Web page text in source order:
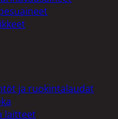
ja ruokintalaudat
laitteet